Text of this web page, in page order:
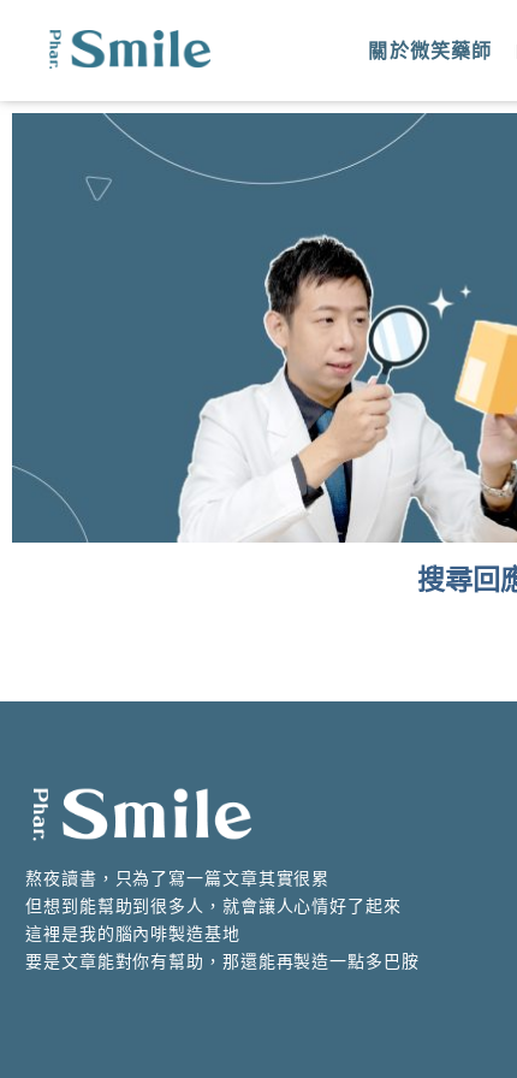
關於微笑藥師
搜尋回
熬夜讀書，只為了寫一篇文章其實很累
但想到能幫助到很多人，就會讓人心情好了起來
這裡是我的腦內啡製造基地
要是文章能對你有幫助，那還能再製造一點多巴胺